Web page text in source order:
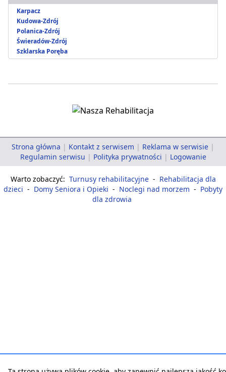
Karpacz
Kudowa-Zdrój
Polanica-Zdrój
Świeradów-Zdrój
Szklarska Poręba
Strona główna | Kontakt z serwisem | Reklama w serwisie |
Regulamin serwisu | Polityka prywatności | Logowanie
Warto zobaczyć: Turnusy rehabilitacyjne - Rehabilitacja dla
dzieci - Domy Seniora i Opieki - Noclegi nad morzem - Pobyty
dla zdrowia